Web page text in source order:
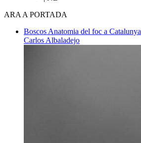
ARA A PORTADA
Boscos Anatomia del foc a Catalunya
Carlos Albaladejo